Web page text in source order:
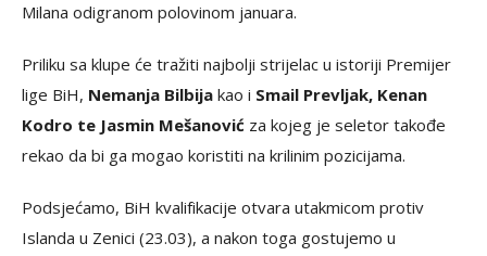
Milana odigranom polovinom januara.
Priliku sa klupe će tražiti najbolji strijelac u istoriji Premijer
lige BiH, Nemanja Bilbija kao i Smail Prevljak, Kenan
Kodro te Jasmin Mešanović za kojeg je seletor takođe
rekao da bi ga mogao koristiti na krilinim pozicijama.
Podsjećamo, BiH kvalifikacije otvara utakmicom protiv
Islanda u Zenici (23.03), a nakon toga gostujemo u